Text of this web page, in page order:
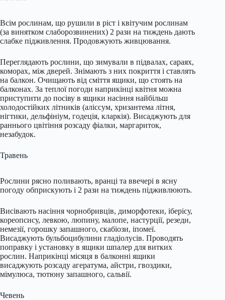
Всім рослинам, що рушили в ріст і квітучим рослинам
(за винятком слаборозвинених) 2 рази на тиждень дають
слабке підживлення. Продовжують живцювання.
Переглядають рослини, що зимували в підвалах, сараях,
коморах, між дверей. Знімають з них покриття і ставлять
на балкон. Очищають від сміття ящики, що стоять на
балконах. За теплої погоди наприкінці квітня можна
приступити до посіву в ящики насіння найбільш
холодостійких літників (аліссум, хризантема літня,
нігтики, дельфініум, годеція, кларкія). Висаджують для
раннього цвітіння розсаду фіалки, маргариток,
незабудок.
Травень
Рослини рясно поливають, вранці та ввечері в ясну
погоду обприскують і 2 рази на тиждень підживлюють.
Висівають насіння чорнобривців, диморфотеки, іберісу,
кореопсису, левкою, люпину, малопе, настурції, резеди,
немезії, горошку запашного, скабіози, іпомеї.
Висаджують бульбоцибулини гладіолусів. Проводять
поправку і установку в ящики шпалер для витких
рослин. Наприкінці місяця в балконні ящики
висаджують розсаду агератума, айстри, гвоздики,
мімулюса, тютюну запашного, сальвії.
Чевень